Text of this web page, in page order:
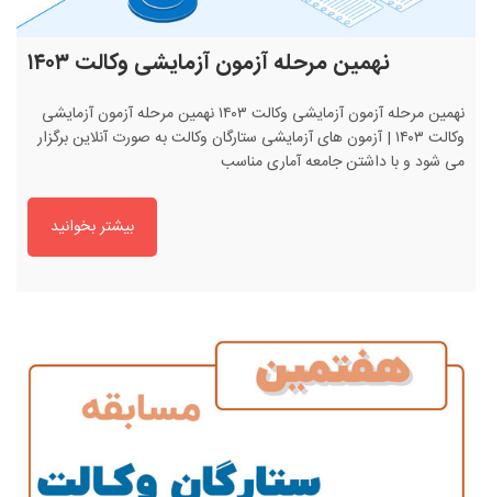
نهمین مرحله آزمون آزمایشی وکالت ۱۴۰۳
نهمین مرحله آزمون آزمایشی وکالت ۱۴۰۳ نهمین مرحله آزمون آزمایشی
وکالت ۱۴۰۳ | آزمون های آزمایشی ستارگان وکالت به صورت آنلاین برگزار
می شود و با داشتن جامعه آماری مناسب
بیشتر بخوانید